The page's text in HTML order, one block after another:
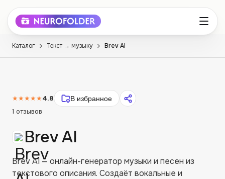
Каталог Текст → музыку Brev AI
★★★★★4.8 В избранное
1 отзывов
Brev AI
Brev AI — онлайн-генератор музыки и песен из
текстового описания. Создаёт вокальные и